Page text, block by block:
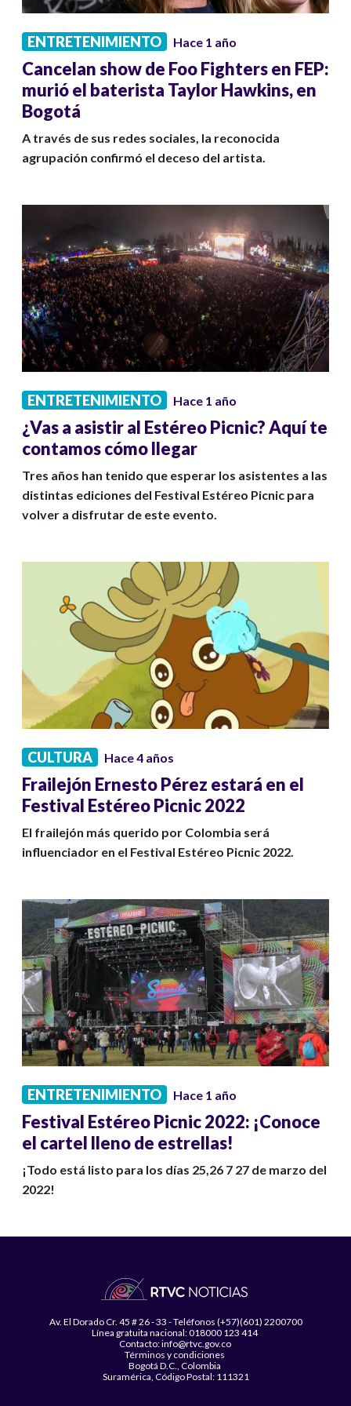
ENTRETENIMIENTO Hace 1 año
Cancelan show de Foo Fighters en FEP:
murió el baterista Taylor Hawkins, en
Bogotá
A través de sus redes sociales, la reconocida
agrupación confirmó el deceso del artista.
ENTRETENIMIENTO Hace 1 año
¿Vas a asistir al Estéreo Picnic? Aquí te
contamos cómo llegar
Tres años han tenido que esperar los asistentes a las
distintas ediciones del Festival Estéreo Picnic para
volver a disfrutar de este evento.
CULTURA Hace 4 años
Frailejón Ernesto Pérez estará en el
Festival Estéreo Picnic 2022
El frailejón más querido por Colombia será
influenciador en el Festival Estéreo Picnic 2022.
ENTRETENIMIENTO Hace 1 año
Festival Estéreo Picnic 2022: ¡Conoce
el cartel lleno de estrellas!
¡Todo está listo para los días 25,26 7 27 de marzo del
2022!
Av. El Dorado Cr. 45 # 26 - 33 - Teléfonos (+57)(601) 2200700
Línea gratuita nacional: 018000 123 414
Contacto: info@rtvc.gov.co
Términos y condiciones
Bogotá D.C., Colombia
Suramérica, Código Postal: 111321